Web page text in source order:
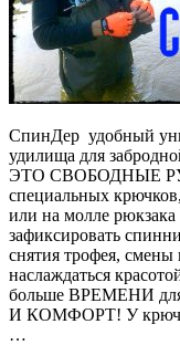
СпинДер удобный
удилища для
ЭТО СВОБОДНЫЕ
специальных
или на молле
зафиксировать
снятия трофея,
наслаждаться
больше ВРЕМЕНИ
И КОМФОРТ! У
…